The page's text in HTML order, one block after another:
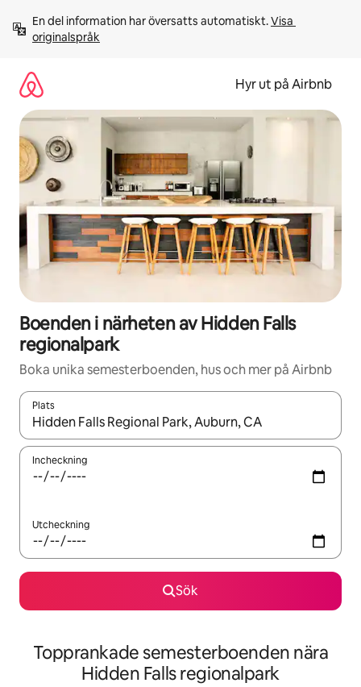
innehåll
En del information har översatts automatiskt. Visa
originalspråk
Hyr ut på Airbnb
Boenden i närheten av Hidden Falls
regionalpark
Boka unika semesterboenden, hus och mer på Airbnb
Plats
När resultaten är tillgängliga kan du navigera med upp- och
Incheckning
Utcheckning
Sök
Topprankade semesterboenden nära
Hidden Falls regionalpark